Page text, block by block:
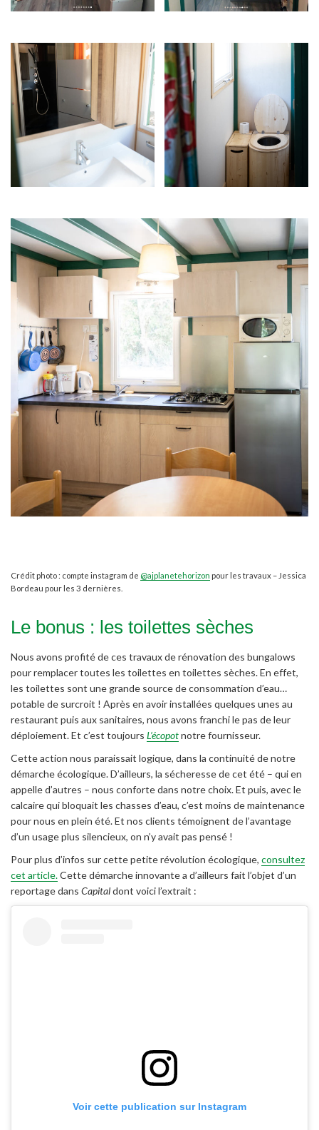
Crédit photo : compte instagram de @ajplanetehorizon pour les travaux – Jessica
Bordeau pour les 3 dernières.
Le bonus : les toilettes sèches
Nous avons profité de ces travaux de rénovation des bungalows
pour remplacer toutes les toilettes en toilettes sèches. En effet,
les toilettes sont une grande source de consommation d’eau…
potable de surcroit ! Après en avoir installées quelques unes au
restaurant puis aux sanitaires, nous avons franchi le pas de leur
déploiement. Et c’est toujours L’écopotnotre fournisseur.
Cette action nous paraissait logique, dans la continuité de notre
démarche écologique. D’ailleurs, la sécheresse de cet été – qui en
appelle d’autres – nous conforte dans notre choix. Et puis, avec le
calcaire qui bloquait les chasses d’eau, c’est moins de maintenance
pour nous en plein été. Et nos clients témoignent de l’avantage
d’un usage plus silencieux, on n’y avait pas pensé !
Pour plus d’infos sur cette petite révolution écologique, consultez
cet article.Cette démarche innovante a d’ailleurs fait l’objet d’un
reportage dans Capitaldont voici l’extrait :
Voir cette publication sur Instagram